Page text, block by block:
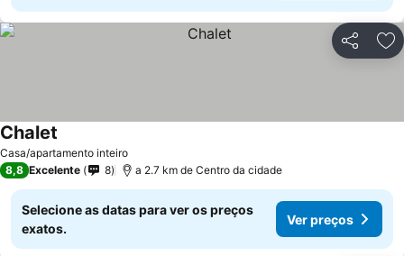
Partilhar
Casa/apartamento inteiro
Chalet
8,8 Excelente 8 a 2.7 km de Centro da cidade
Selecione as datas para ver os preços
exatos.
Ver preços